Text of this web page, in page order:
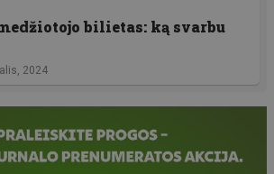
bilietas: ką svarbu
2024